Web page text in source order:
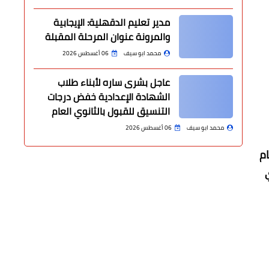
مدير تعليم الدقهلية: الإيجابية
والمرونة عنوان المرحلة المقبلة
محمد ابو سيف 06 أغسطس 2026
عاجل بشرى ساره لأبناء طلاب
الشهادة الإعدادية خفض درجات
التنسيق للقبول بالثانوي العام
محمد ابو سيف 06 أغسطس 2026